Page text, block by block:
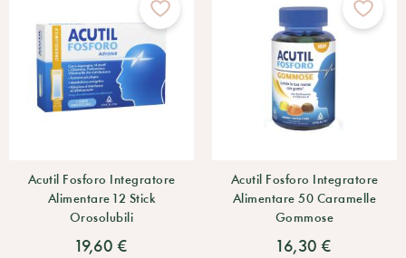
Acutil Fosforo Integratore
Alimentare 12 Stick
Orosolubili
19,60 €
Acutil Fosforo Integratore
Alimentare 50 Caramelle
Gommose
16,30 €